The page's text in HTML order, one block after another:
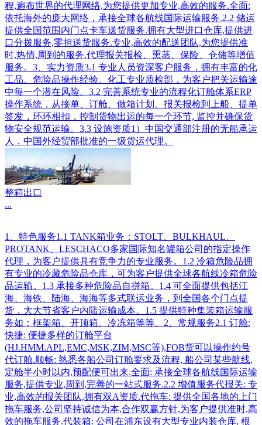
程,遍布世界的代理网络,为您提供更加专业,高效的服务.全面:
依托海外的庞大网络，承接全球各航线国际运输服务.2.2 储运
提供全国范围内门点卡车送货服务.拥有大型进口仓库,提供进
口分拨服务,零担送货服务.专业,高效的配送团队,为您提供准
时,热情,周到的服务.代理报关报检、熏蒸、保险、仓储等增值
服务。3、实力资质3.1 专业人员资深客户服务，拥有丰富的化
工品、危险品操作经验。化工专业质检部，为客户把关运输途
中每一个潜在风险。3.2 完善系统专业的流程化订舱体系ERP
操作系统，从接单、订舱、做箱计划、报关报检到上船、提单
签发，环环相扣，控制货物出运的每一个环节, 监控并确保货
物安全规范运输。3.3 设施资质1）中国交通部注册的无船承运
人，中国外经贸部批准的一级货运代理。
整箱出口
...
1、特色服务1.1 TANK箱业务：STOLT、BULKHAUL、
PROTANK、LESCHACO多家国际知名罐箱公司的指定操作
代理，为客户提供具有竞争力的专业服务。1.2 冷箱危险品拥
有专业的冷藏危险品仓库，可为客户提供全球各航线冷箱危险
品运输。1.3 承接多种危险品自拼箱。1.4 可全面提供包括江
海、海铁、陆海、海海等多式联运业务，到全国各个门点提
货，大大节省客户内陆运输成本。1.5 提供特种集装箱运输服
务如：框架箱、开顶箱、冷冻箱等等。2、常规服务2.1 订舱:
快捷: 便捷多样的订舱平台
(HJ.HMM.APL,EMC,MSK,ZIM,MSC等),FOB货可以操作约号
代订舱.顺畅: 熟悉各船公司订舱要求及流程, 船公司某些航线,
定舱半小时以内,预配便可出来.全面: 承接全球各航线国际运输
服务,提供专业,周到,完善的一站式服务.2.2 增值服务代报关: 专
业,高效的报关团队,拥有双A资质.代拖车: 提供全国各地的上门
拖车服务,公司坚持诚信为本,合作双赢方针,为客户提供准时,高
效的拖车服务.代装箱: 公司在浦东设有大型专业内装仓库, 根